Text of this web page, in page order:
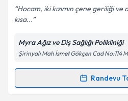
E-posta Adresiniz
Kişisel verilerimin
Metni'ni okudum ve
kapsamda işlenmesini
Hocam, iki kızımın çene geriliği
kısa...
Myra Ağız ve Diş Sağlığı Polikliniği
Şirinyalı Mah İsmet Gökçen Cad No:114
Randevu
Randevu Takvimi